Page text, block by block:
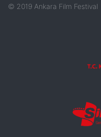
© 2019 Ankara Film Festival